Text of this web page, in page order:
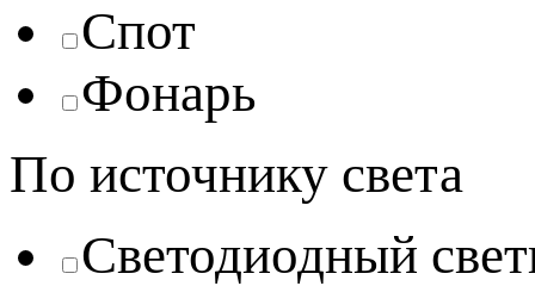
Спот
Фонарь
По источнику света
Светодиодный